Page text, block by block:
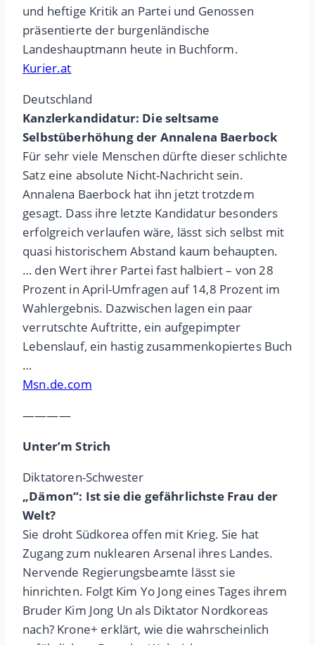
und heftige Kritik an Partei und Genossen
präsentierte der burgenländische
Landeshauptmann heute in Buchform.
Kurier.at
Deutschland
Kanzlerkandidatur: Die seltsame
Selbstüberhöhung der Annalena Baerbock
Für sehr viele Menschen dürfte dieser schlichte
Satz eine absolute Nicht-Nachricht sein.
Annalena Baerbock hat ihn jetzt trotzdem
gesagt. Dass ihre letzte Kandidatur besonders
erfolgreich verlaufen wäre, lässt sich selbst mit
quasi historischem Abstand kaum behaupten.
… den Wert ihrer Partei fast halbiert – von 28
Prozent in April-Umfragen auf 14,8 Prozent im
Wahlergebnis. Dazwischen lagen ein paar
verrutschte Auftritte, ein aufgepimpter
Lebenslauf, ein hastig zusammenkopiertes Buch
…
Msn.de.com
————
Unter’m Strich
Diktatoren-Schwester
„Dämon“: Ist sie die gefährlichste Frau der
Welt?
Sie droht Südkorea offen mit Krieg. Sie hat
Zugang zum nuklearen Arsenal ihres Landes.
Nervende Regierungsbeamte lässt sie
hinrichten. Folgt Kim Yo Jong eines Tages ihrem
Bruder Kim Jong Un als Diktator Nordkoreas
nach? Krone+ erklärt, wie die wahrscheinlich